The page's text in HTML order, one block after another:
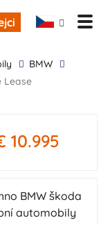
BMW
Lease
10.995
BMW škoda
automobily